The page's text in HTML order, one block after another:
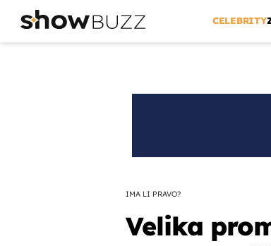
CELEBRITY
IMA LI PRAVO?
Velika